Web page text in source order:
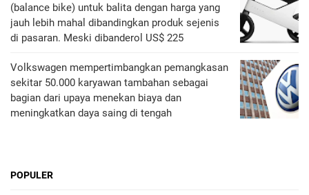
(balance bike) untuk balita dengan harga yang
jauh lebih mahal dibandingkan produk sejenis
di pasaran. Meski dibanderol US$ 225
Volkswagen mempertimbangkan pemangkasan
sekitar 50.000 karyawan tambahan sebagai
bagian dari upaya menekan biaya dan
meningkatkan daya saing di tengah
POPULER